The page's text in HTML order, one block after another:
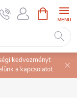
KOSÁR
kedvezményt
a kapcsolatot.